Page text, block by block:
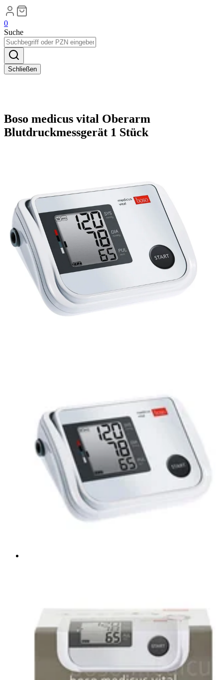
0
Suche
Schließen
Boso medicus vital Oberarm
Blutdruckmessgerät 1 Stück